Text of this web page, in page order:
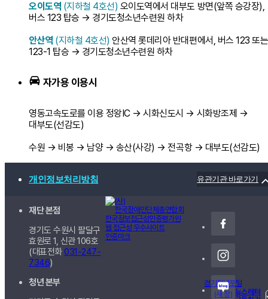
오이도역 (지하철 4호선) 오이도역에서 대부도 방면(앞쪽 승강장),
버스 123 탑승 → 경기도청소년수련원 하차
안산역 (지하철 4호선) 안산역 롯데리아 반대편에서, 버스 123 또는
123-1 탑승 → 경기도청소년수련원 하차
자가용 이용시
영동고속도로를 이용 정왕IC → 시화신도시 → 시화방조제 →
대부도(선감도)
수원 → 비봉 → 남양 → 송산(사강) → 전곡항 → 대부도(선감도)
개인정보처리방침 유관기관 바로가기
재단 본점
경기도 수원시 팔달구
효원로 1, 신관106호
(대표전화031-247-
7346)
청년 본부
경기청년포털
(새 창) 뉴스레터